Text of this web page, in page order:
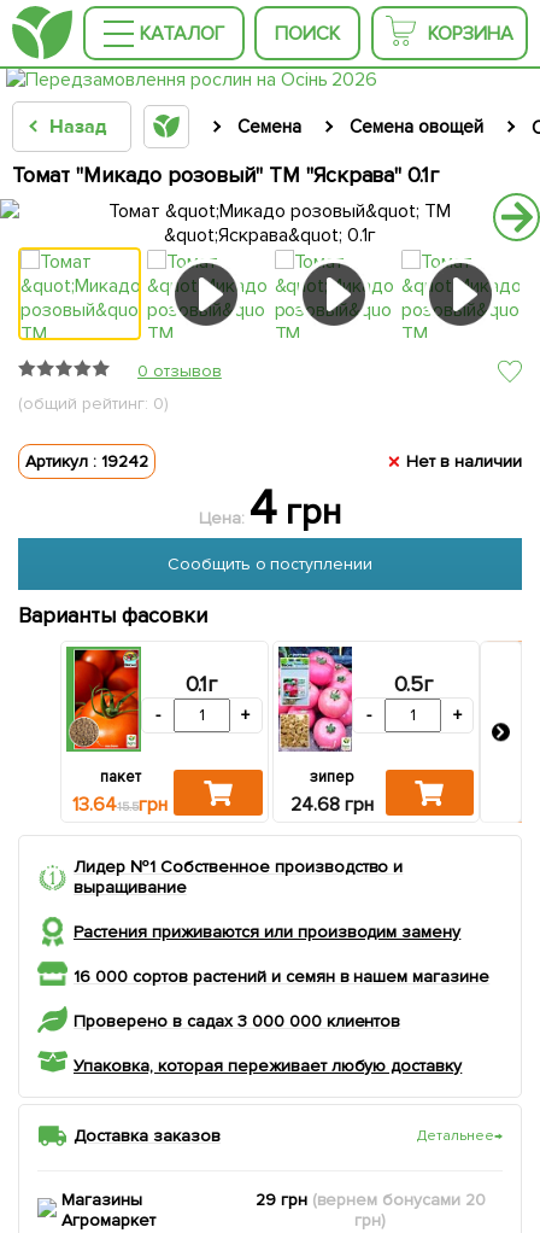
КАТАЛОГ ПОИСК КОРЗИНА
Назад Семена Семена овощей
Томат "Микадо розовый" ТМ "Яскрава" 0.1г
0 отзывов
(общий рейтинг: 0)
Артикул : 19242 Нет в наличии
Цена: 4грн
Сообщить о поступлении
Варианты фасовки
0.1г
- +
пакет
13.6415.5грн
0.5г
- +
зипер
24.68 грн
Лидер №1 Собственное производство и
выращивание
Растения приживаются или производим замену
16 000 сортов растений и семян в нашем магазине
Проверено в садах 3 000 000 клиентов
Упаковка, которая переживает любую доставку
Доставка заказов Детальнее→
Магазины
Агромаркет
29 грн (вернем бонусами 20
грн)